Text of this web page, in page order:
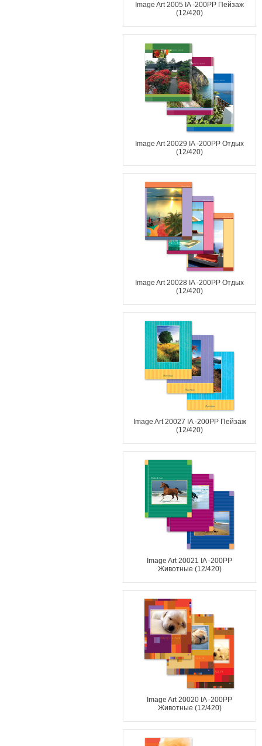
Image Art 2005 IA -200PP Пейзаж
(12/420)
Image Art 20029 IA -200PP Отдых
(12/420)
Image Art 20028 IA -200PP Отдых
(12/420)
Image Art 20027 IA -200PP Пейзаж
(12/420)
Image Art 20021 IA -200PP
Животные (12/420)
Image Art 20020 IA -200PP
Животные (12/420)